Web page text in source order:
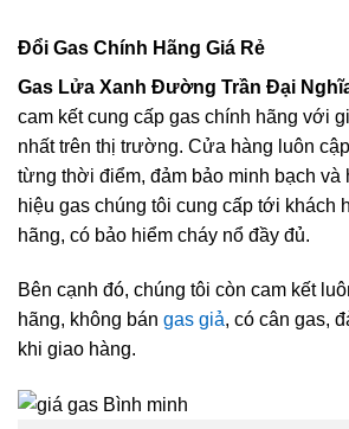
Đổi Gas Chính Hãng Giá Rẻ
Gas Lửa Xanh Đường Trần Đại
cam kết cung cấp gas chính hãng với
nhất trên thị trường. Cửa hàng luôn
từng thời điểm, đảm bảo minh bạch
hiệu gas chúng tôi cung cấp tới khách
hãng, có bảo hiểm cháy nổ đầy đủ.
Bên cạnh đó, chúng tôi còn cam kết
hãng, không bán gas giả, có cân gas,
khi giao hàng.